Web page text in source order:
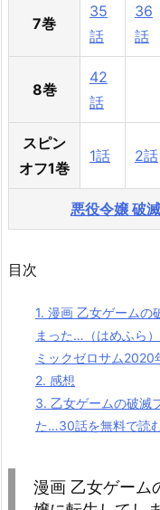
7巻
35
話
36
話
8巻
42
話
スピン
オフ1巻
1話 2話
悪役令嬢 破
目次
1. 漫画 乙女ゲームの
まった…（はめふら
ミックゼロサム2020
2. 感想
3. 乙女ゲームの破滅
た…30話を無料で読
漫画 乙女ゲーム